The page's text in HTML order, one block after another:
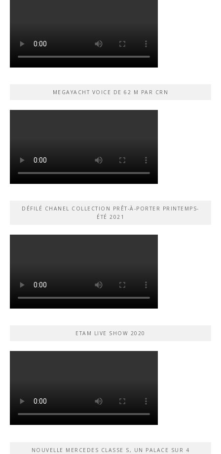
MEGAYACHT VOICE DE 62 M PAR CRN
DÉFILÉ CHANEL COLLECTION PRÊT-À-PORTER PRINTEMPS-
ÉTÉ 2021
ETAM LIVE SHOW 2020
NOUVELLE MERCEDES CLASSE S, UN PALACE SUR 4